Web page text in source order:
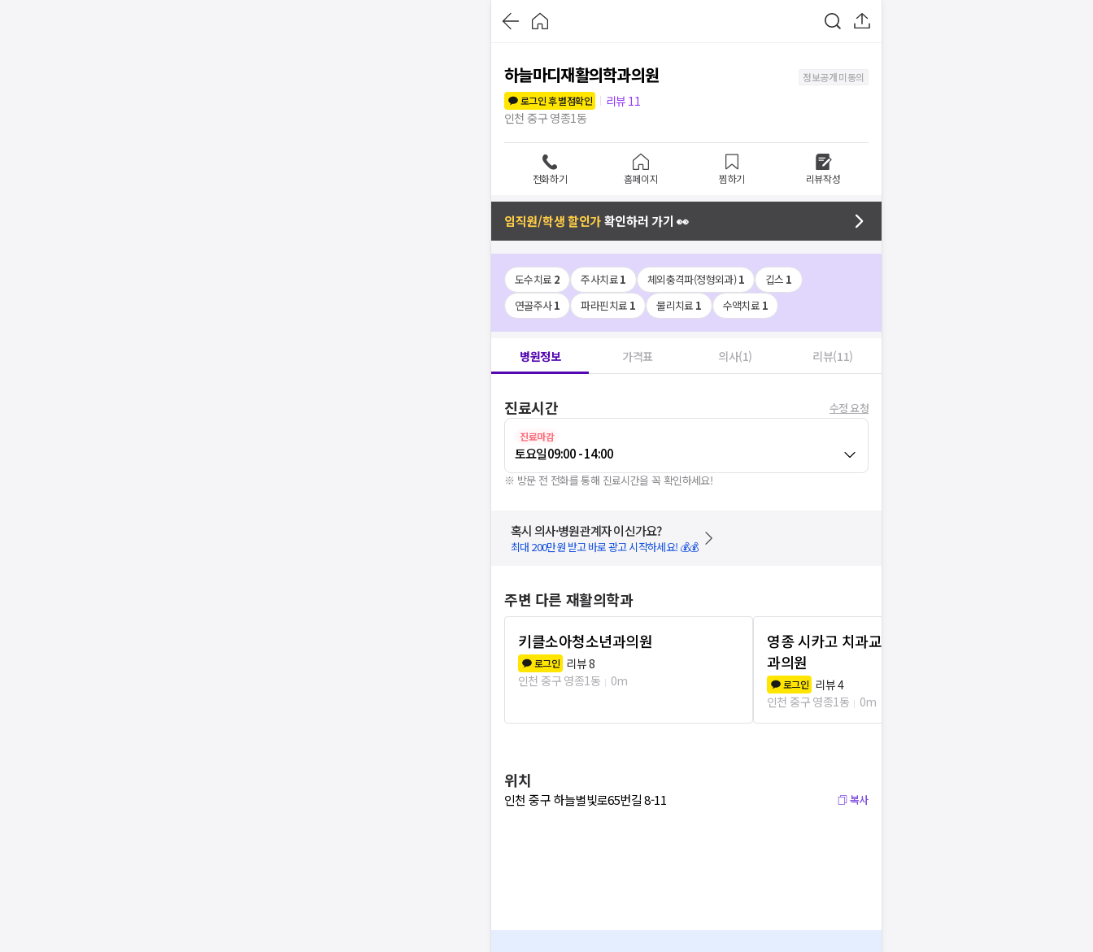
하늘마디재활의학과의원
정보공개 미동의
로그인 후 별점확인
리뷰 11
인천 중구 영종1동
전화하기 홈페이지 찜하기 리뷰작성
임직원/학생 할인가확인하러 가기 👀
도수치료 2 주사치료1 체외충격파(정형외과)1 깁스 1
연골주사1 파라핀치료 1 물리치료 1 수액치료 1
병원정보 가격표 의사(1) 리뷰(11)
진료시간 수정 요청
진료마감
토요일09:00 - 14:00
※ 방문 전 전화를 통해 진료시간을 꼭 확인하세요!
혹시 의사·병원관계자 이신가요?
최대 200만원 받고 바로 광고 시작하세요! 💰💰
주변 다른 재활의학과
키클소아청소년과의원
로그인 리뷰8
인천 중구 영종1동
0m
영종 시카고 치과교정과 치
과의원
로그인 리뷰4
인천 중구 영종1동
0m
위치
인천 중구 하늘별빛로65번길 8-11 복사